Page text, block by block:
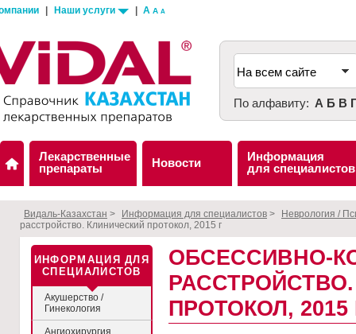
Наши услуги A A A
По алфавиту: А Б В
Лекарственные
препараты
Новости
Информация
для специалистов
Видаль-Казахстан > Информация для специалистов >
Неврология /
расстройство. Клинический протокол, 2015 г
ИНФОРМАЦИЯ ДЛЯ
СПЕЦИАЛИСТОВ
Акушерство /
Гинекология
Ангиохирургия
ОБСЕССИВНО-
ПРОТОКОЛ, 2015